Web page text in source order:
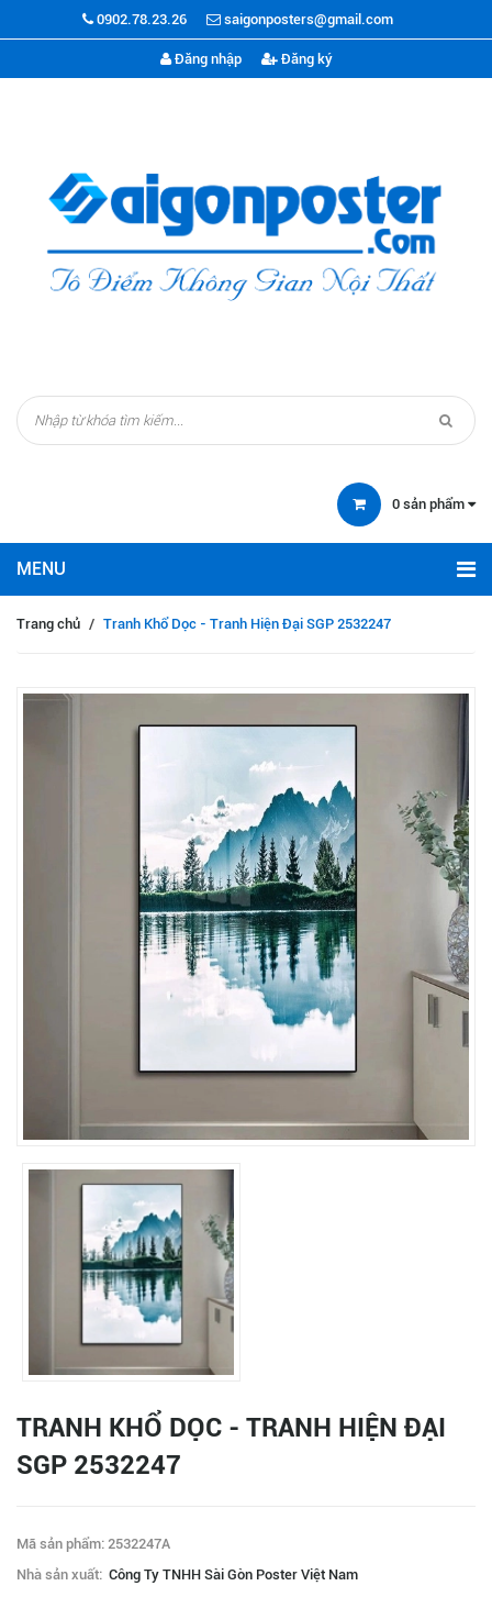
0902.78.23.26 saigonposters@gmail.com
Đăng nhập Đăng ký
0 sản phẩm
Trang chủ / Tranh Khổ Dọc - Tranh Hiện Đại SGP 2532247
TRANH KHỔ DỌC - TRANH HIỆN ĐẠI
SGP 2532247
Mã sản phẩm: 2532247A
Nhà sản xuất: Công Ty TNHH Sài Gòn Poster Việt Nam